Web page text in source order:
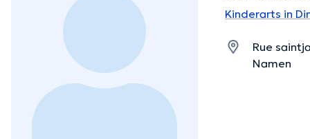
Kinderarts in
Rue
Namen